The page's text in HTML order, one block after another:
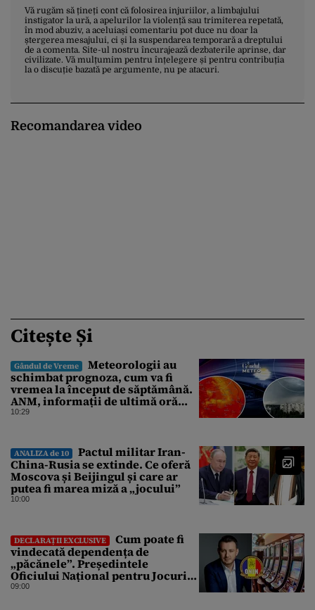
Vă rugăm să țineți cont că folosirea injuriilor, a limbajului
instigator la ură, a apelurilor la violență sau trimiterea repetată,
în mod abuziv, a aceluiași comentariu pot duce nu doar la
ștergerea mesajului, ci și la suspendarea temporară a dreptului
de a comenta. Site-ul nostru încurajează dezbaterile aprinse, dar
civilizate. Vă mulțumim pentru înțelegere și pentru contribuția
la o discuție bazată pe argumente, nu pe atacuri.
Recomandarea video
Citește Și
Gândul de Vreme
Meteorologii au
schimbat prognoza, cum va fi
vremea la început de săptămână.
ANM, informații de ultimă oră
pentru Gândul
10:29
ANALIZA de 10
Pactul militar Iran-
China-Rusia se extinde. Ce oferă
Moscova și Beijingul și care ar
putea fi marea miză a „jocului”
10:00
DECLARAȚII EXCLUSIVE
Cum poate fi
vindecată dependența de
„păcănele”. Președintele
Oficiului Național pentru Jocuri
de Noroc propune o ordonanță de
09:00